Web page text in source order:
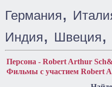
Германия,
Индия, Швеция,
Персона - Robert Arthur
Фильмы с участием Robert